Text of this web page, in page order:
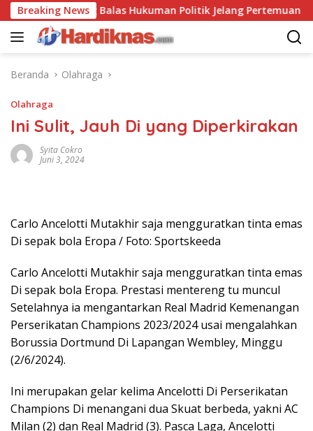
Langsung
ke
konten
Breaking News
China Saling Balas Hukuman Politik Jelang Pertemuan Trump
Beranda Olahraga
Olahraga
Ini Sulit, Jauh Di yang Diperkirakan
Syita Cokro
Juni 3, 2024
Carlo Ancelotti Mutakhir saja mengguratkan tinta emas
Di sepak bola Eropa / Foto: Sportskeeda
Carlo Ancelotti Mutakhir saja mengguratkan tinta emas
Di sepak bola Eropa. Prestasi mentereng tu muncul
Setelahnya ia mengantarkan Real Madrid Kemenangan
Perserikatan Champions 2023/2024 usai mengalahkan
Borussia Dortmund Di Lapangan Wembley, Minggu
(2/6/2024).
Ini merupakan gelar kelima Ancelotti Di Perserikatan
Champions Di menangani dua Skuat berbeda, yakni AC
Milan (2) dan Real Madrid (3). Pasca Laga, Ancelotti